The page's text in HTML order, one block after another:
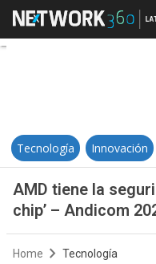
Tecnología Innovación
AMD tiene la
chip’ – Andicom
Home Tecnología